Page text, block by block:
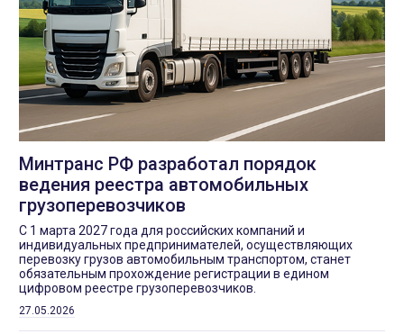
Минтранс РФ разработал порядок
ведения реестра автомобильных
грузоперевозчиков
С 1 марта 2027 года для российских компаний и
индивидуальных предпринимателей, осуществляющих
перевозку грузов автомобильным транспортом, станет
обязательным прохождение регистрации в едином
цифровом реестре грузоперевозчиков.
27.05.2026